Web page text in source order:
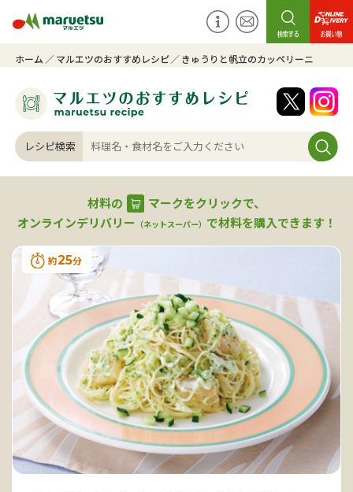
ホーム マルエツのおすすめレシピ きゅうりと帆立のカッペリーニ
レシピ検索
材料の
マークをクリックで、
オンラインデリバリー （ネットスーパー） で材料を購入できます！
約25分